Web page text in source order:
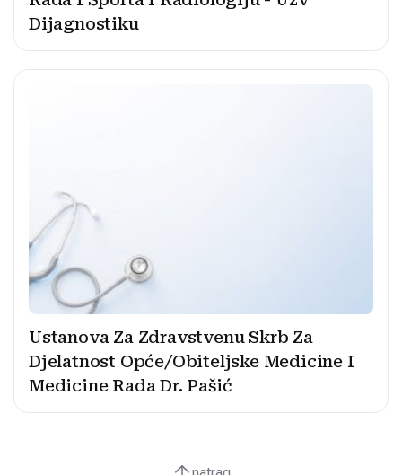
Dijagnostiku
Ustanova Za Zdravstvenu Skrb Za
Djelatnost Opće/Obiteljske Medicine I
Medicine Rada Dr. Pašić